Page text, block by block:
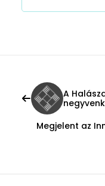
A
Megjelent az